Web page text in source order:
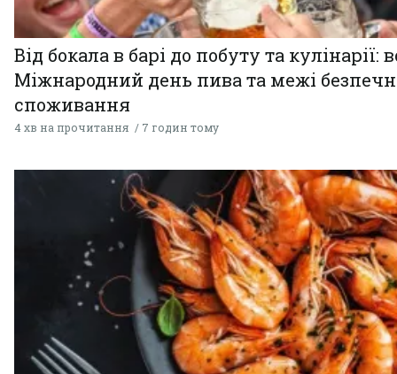
Від бокала в барі до побуту та кулінарії:
Міжнародний день пива та межі
споживання
4 хв на прочитання 7 годин тому